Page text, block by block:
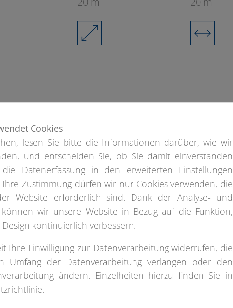
3
Cookies
lesen Sie bitte die Informationen darüber, wie wir
und entscheiden Sie, ob Sie damit einverstanden
Datenerfassung in den erweiterten Einstellungen
Zustimmung dürfen wir nur Cookies verwenden, die
Website erforderlich sind. Dank der Analyse- und
können wir unsere Website in Bezug auf die Funktion,
kontinuierlich verbessern.
Ihre Einwilligung zur Datenverarbeitung widerrufen, die
Umfang der Datenverarbeitung verlangen oder den
ändern. Einzelheiten hierzu finden Sie in